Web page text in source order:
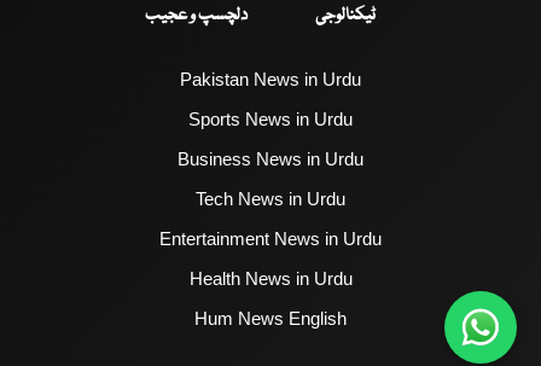
ٹیکنالوجی
دلچسپ و عجیب
Pakistan News in Urdu
Sports News in Urdu
Business News in Urdu
Tech News in Urdu
Entertainment News in Urdu
Health News in Urdu
Hum News English